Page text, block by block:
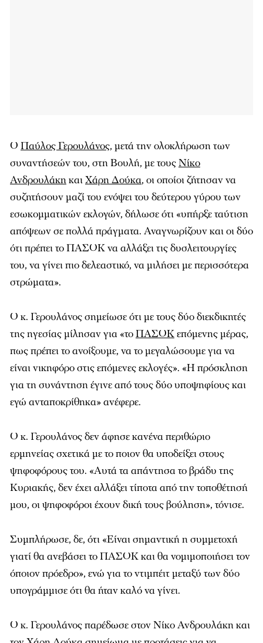
Ο Παύλος Γερουλάνος, μετά την ολοκλήρωση των
συναντήσεών του, στη Βουλή, με τουςΝίκο
ΑνδρουλάκηκαιΧάρη Δούκα, οι οποίοι ζήτησαν να
συζητήσουν μαζί του ενόψει του δεύτερου γύρου των
εσωκομματικών εκλογών, δήλωσε ότι «υπήρξε ταύτιση
απόψεων σε πολλά πράγματα. Αναγνωρίζουν και οι δύο
ότι πρέπει το ΠΑΣΟΚ να αλλάξει τις δυσλειτουργίες
του, να γίνει πιο δελεαστικό, να μιλήσει με περισσότερα
στρώματα».
Ο κ. Γερουλάνος σημείωσε ότι με τους δύο διεκδικητές
της ηγεσίας μίλησαν για «τοΠΑΣΟΚεπόμενης μέρας,
πως πρέπει το ανοίξουμε, να το μεγαλώσουμε για να
είναι νικηφόρο στις επόμενες εκλογές». «Η πρόσκληση
για τη συνάντηση έγινε από τους δύο υποψηφίους και
εγώ ανταποκρίθηκα» ανέφερε.
Ο κ. Γερουλάνος δεν άφησε κανένα περιθώριο
ερμηνείας σχετικά με το ποιον θα υποδείξει στους
ψηφοφόρους του. «Αυτά τα απάντησα το βράδυ της
Κυριακής, δεν έχει αλλάξει τίποτα από την τοποθέτησή
μου, οι ψηφοφόροι έχουν δική τους βούληση», τόνισε.
Συμπλήρωσε, δε, ότι «Είναι σημαντική η συμμετοχή
γιατί θα ανεβάσει το ΠΑΣΟΚ και θα νομιμοποιήσει τον
όποιον πρόεδρο», ενώ για το ντιμπέιτ μεταξύ των δύο
υπογράμμισε ότι θα ήταν καλό να γίνει.
Ο κ. Γερουλάνος παρέδωσε στον Νίκο Ανδρουλάκη και